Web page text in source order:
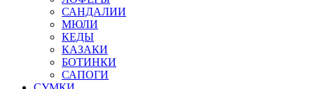
САНДАЛИИ
МЮЛИ
КЕДЫ
КАЗАКИ
БОТИНКИ
САПОГИ